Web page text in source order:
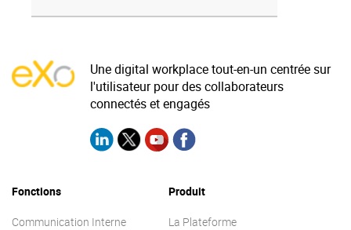
Une digital workplace tout-en-un centrée sur
l'utilisateur pour des collaborateurs
connectés et engagés
Fonctions
Communication Interne
Produit
La Plateforme